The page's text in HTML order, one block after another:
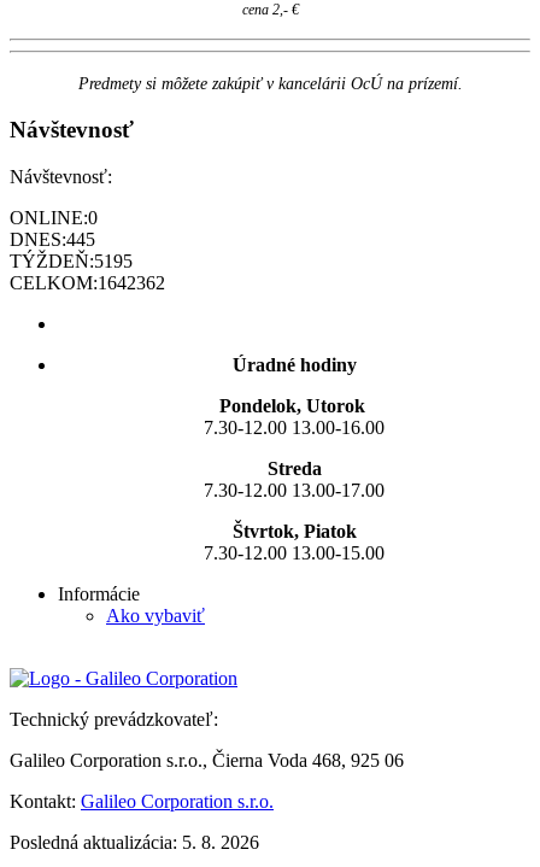
cena 2,- €
Predmety si môžete zakúpiť v kancelárii OcÚ na prízemí.
Návštevnosť
Návštevnosť:
ONLINE:0
DNES:445
TÝŽDEŇ:5195
CELKOM:1642362
Úradné hodiny
Pondelok, Utorok
7.30-12.00 13.00-16.00
Streda
7.30-12.00 13.00-17.00
Štvrtok, Piatok
7.30-12.00 13.00-15.00
Informácie
Ako vybaviť
Technický prevádzkovateľ:
Galileo Corporation s.r.o., Čierna Voda 468, 925 06
Kontakt: Galileo Corporation s.r.o.
Posledná aktualizácia: 5. 8. 2026